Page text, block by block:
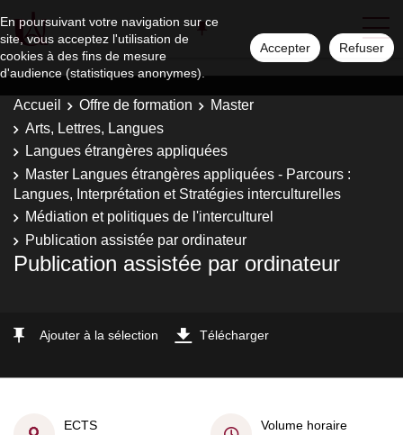
En poursuivant votre navigation sur ce
site, vous acceptez l'utilisation de
cookies à des fins de mesure
d'audience (statistiques anonymes).
Accepter Refuser
Accueil Offre de formation
Master
Arts, Lettres, Langues
Langues étrangères appliquées
Master Langues étrangères appliquées - Parcours :
Langues, Interprétation et Stratégies interculturelles
Médiation et politiques de l'interculturel
Publication assistée par ordinateur
Publication assistée par ordinateur
Ajouter à la sélection Télécharger
ECTS
Volume horaire